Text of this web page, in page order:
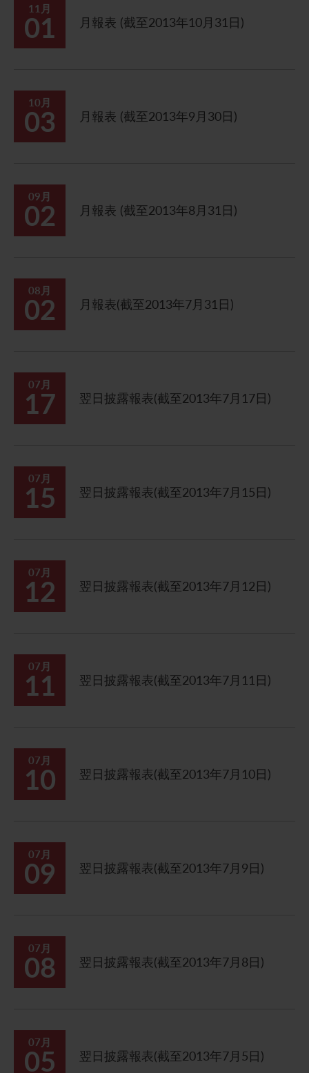
常見問題
獎項與嘉許
股東通訊政策
公司通訊發布
股份購回報告 (於二零零八年七月四日或之前)
公告 (補發已遺失的股份證明書)
11月
01 月報表 (截至2013年10月31日)
10月
03 月報表 (截至2013年9月30日)
09月
02 月報表 (截至2013年8月31日)
08月
02 月報表(截至2013年7月31日)
07月
17 翌日披露報表(截至2013年7月17日)
07月
15 翌日披露報表(截至2013年7月15日)
07月
12 翌日披露報表(截至2013年7月12日)
07月
11 翌日披露報表(截至2013年7月11日)
07月
10 翌日披露報表(截至2013年7月10日)
07月
09 翌日披露報表(截至2013年7月9日)
07月
08 翌日披露報表(截至2013年7月8日)
07月
05 翌日披露報表(截至2013年7月5日)